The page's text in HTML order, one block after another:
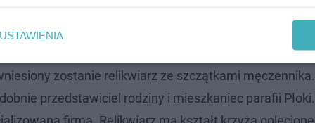
Obraz olejny na płótnie powstał na
zostanie relikwiarz ze szczątkami
przedstawiciel rodziny i mieszkaniec parafii
USTAWIENIA